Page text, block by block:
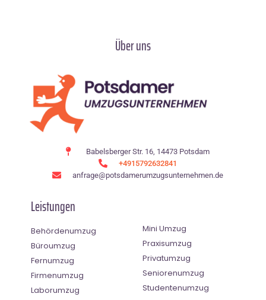
Über uns
Babelsberger Str. 16, 14473 Potsdam
+4915792632841
anfrage@potsdamerumzugsunternehmen.de
Leistungen
Behördenumzug
Büroumzug
Fernumzug
Firmenumzug
Laborumzug
Mini Umzug
Praxisumzug
Privatumzug
Seniorenumzug
Studentenumzug